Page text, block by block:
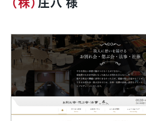
コーポレートサイト
ECサイト（通販）制作
LP（ランディングページ）制作
求人・採用サイト制作
各種印刷物デザイン
（株）庄八 様